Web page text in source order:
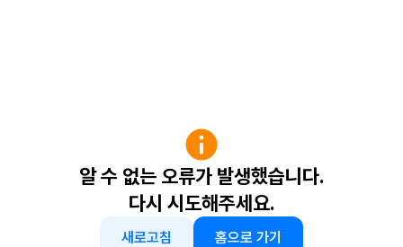
알 수 없는 오류가 발생했습니다.
다시 시도해주세요.
새로고침 홈으로 가기